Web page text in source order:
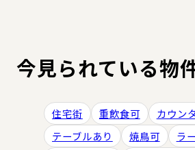
今見られている物
住宅街 重飲食可
カウン
テーブルあり
焼鳥可 ラ